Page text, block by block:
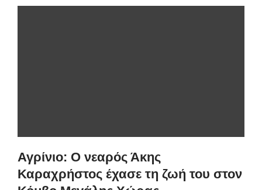
Αγρίνιο: Ο νεαρός Άκης
Καραχρήστος έχασε τη ζωή του στον